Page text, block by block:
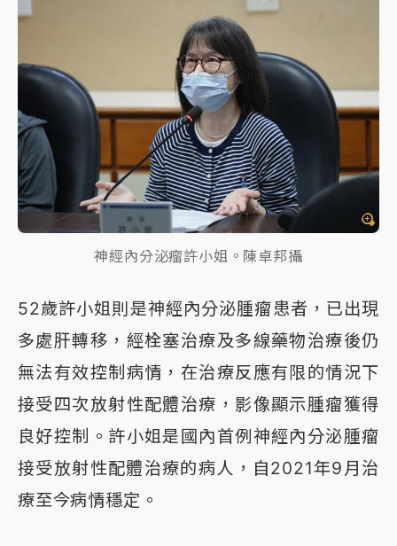
神經內分泌瘤許小姐。陳卓邦攝
52歲許小姐則是神經內分泌腫瘤患者，已出現
多處肝轉移，經栓塞治療及多線藥物治療後仍
無法有效控制病情，在治療反應有限的情況下
接受四次放射性配體治療，影像顯示腫瘤獲得
良好控制。許小姐是國內首例神經內分泌腫瘤
接受放射性配體治療的病人，自2021年9月治
療至今病情穩定。